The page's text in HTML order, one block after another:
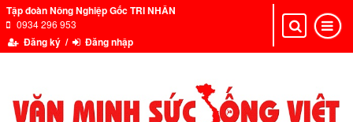
Tập đoàn Nông Nghiệp Gốc TRI NHÂN
0934 296 953
Đăng ký / Đăng nhập
Toggle
Toggle
navigation